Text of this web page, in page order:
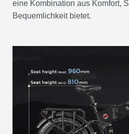
eine Kombination aus Komfort,
Bequemlichkeit bietet.